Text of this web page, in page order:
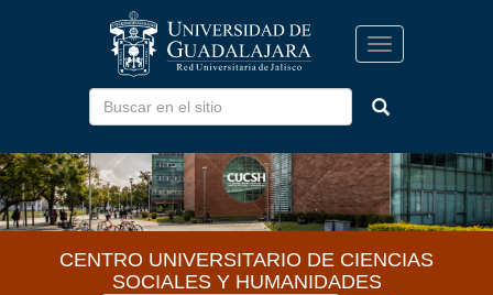
Toggle
navigation
CENTRO UNIVERSITARIO DE CIENCIAS
SOCIALES Y HUMANIDADES